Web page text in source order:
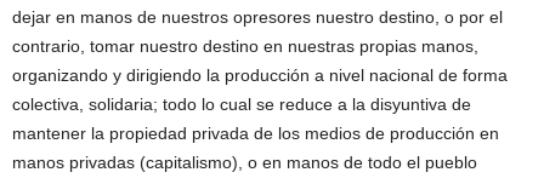
dejar en manos de nuestros opresores nuestro destino, o por el
contrario, tomar nuestro destino en nuestras propias manos,
organizando y dirigiendo la producción a nivel nacional de forma
colectiva, solidaria; todo lo cual se reduce a la disyuntiva de
mantener la propiedad privada de los medios de producción en
manos privadas (capitalismo), o en manos de todo el pueblo